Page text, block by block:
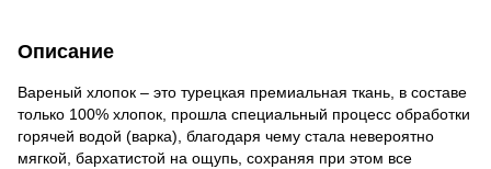
Описание
Вареный хлопок – это турецкая премиальная ткань, в составе
только 100% хлопок, прошла специальный процесс обработки
горячей водой (варка), благодаря чему стала невероятно
мягкой, бархатистой на ощупь, сохраняя при этом все